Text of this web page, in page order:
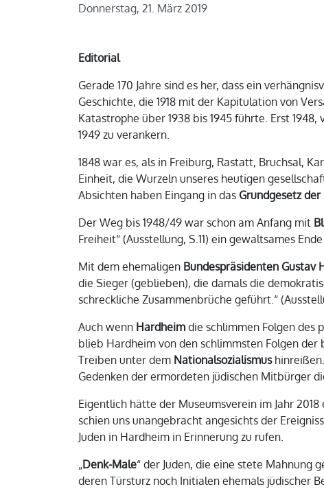
Donnerstag, 21. März 2019
Editorial
Gerade 170 Jahre sind es her, dass ein
Geschichte, die 1918 mit der Kapitulation von
Katastrophe über 1938 bis 1945 führte. Erst
1949 zu verankern.
1848 war es, als in Freiburg, Rastatt, Bruchsal,
Einheit, die Wurzeln unseres heutigen
Absichten haben Eingang in das Grundgesetz
Der Weg bis 1948/49 war schon am Anfang mit
Freiheit“ (Ausstellung, S.11) ein gewaltsames
Mit dem ehemaligen Bundespräsidenten Gustav
die Sieger (geblieben), die damals die
schreckliche Zusammenbrüche geführt.“
Auch wenn Hardheim die schlimmen Folgen des
blieb Hardheim von den schlimmsten Folgen
Treiben unter dem Nationalsozialismus
Gedenken der ermordeten jüdischen Mitbürger
Eigentlich hätte der Museumsverein im Jahr 2018
schien uns unangebracht angesichts der
Juden in Hardheim in Erinnerung zu rufen.
„Denk-Male“ der Juden, die eine stete Mahnung
deren Türsturz noch Initialen ehemals jüdischer